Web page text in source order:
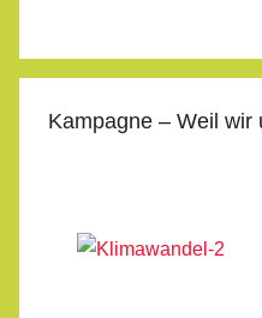
Kampagne – Weil wir